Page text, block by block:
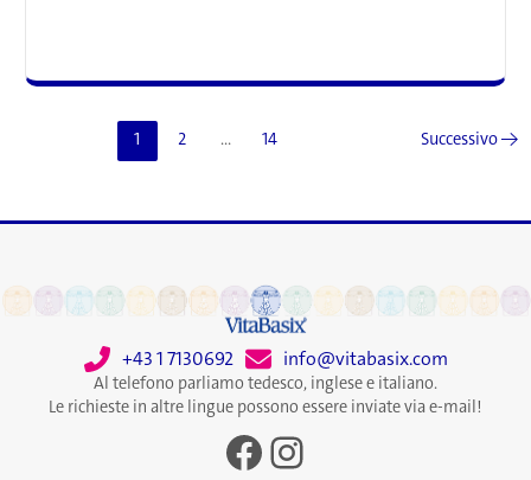
ingannano
mitocondri
1 2 … 14 Successivo→
+43 1 7130692 info@vitabasix.com
Al telefono parliamo tedesco, inglese e italiano.
Le richieste in altre lingue possono essere inviate via e-mail!
Facebook
Instagram